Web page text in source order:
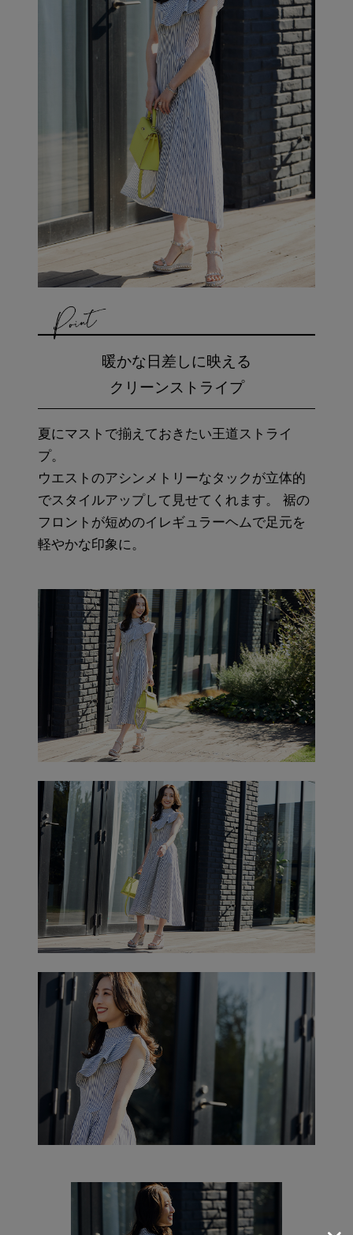
暖かな日差しに映える
クリーンストライプ
夏にマストで揃えておきたい王道ストライ
プ。
ウエストのアシンメトリーなタックが立体的
でスタイルアップして見せてくれます。 裾の
フロントが短めのイレギュラーヘムで足元を
軽やかな印象に。